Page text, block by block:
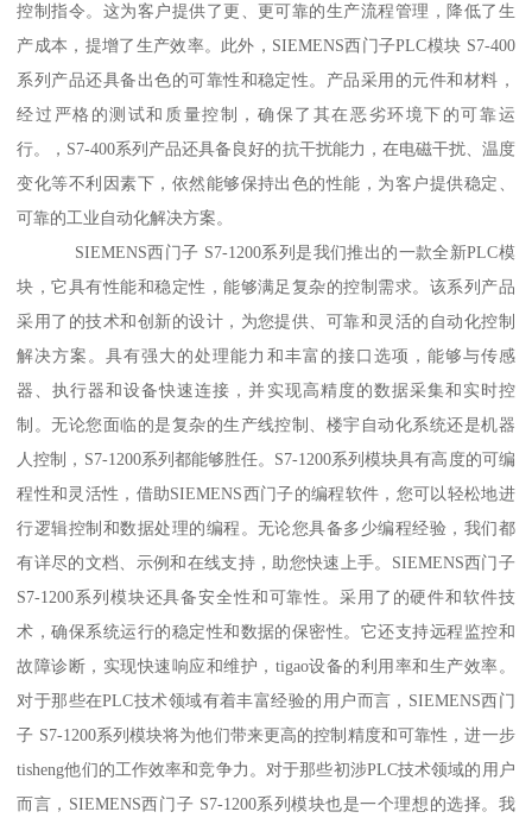
控制指令。这为客户提供了更、更可靠的生产流程管理，降低了生
产成本，提增了生产效率。此外，SIEMENS西门子PLC模块 S7-400
系列产品还具备出色的可靠性和稳定性。产品采用的元件和材料，
经过严格的测试和质量控制，确保了其在恶劣环境下的可靠运
行。，S7-400系列产品还具备良好的抗干扰能力，在电磁干扰、温度
变化等不利因素下，依然能够保持出色的性能，为客户提供稳定、
可靠的工业自动化解决方案。
SIEMENS西门子 S7-1200系列是我们推出的一款全新PLC模
块，它具有性能和稳定性，能够满足复杂的控制需求。该系列产品
采用了的技术和创新的设计，为您提供、可靠和灵活的自动化控制
解决方案。具有强大的处理能力和丰富的接口选项，能够与传感
器、执行器和设备快速连接，并实现高精度的数据采集和实时控
制。无论您面临的是复杂的生产线控制、楼宇自动化系统还是机器
人控制，S7-1200系列都能够胜任。S7-1200系列模块具有高度的可编
程性和灵活性，借助SIEMENS西门子的编程软件，您可以轻松地进
行逻辑控制和数据处理的编程。无论您具备多少编程经验，我们都
有详尽的文档、示例和在线支持，助您快速上手。SIEMENS西门子
S7-1200系列模块还具备安全性和可靠性。采用了的硬件和软件技
术，确保系统运行的稳定性和数据的保密性。它还支持远程监控和
故障诊断，实现快速响应和维护，tigao设备的利用率和生产效率。
对于那些在PLC技术领域有着丰富经验的用户而言，SIEMENS西门
子 S7-1200系列模块将为他们带来更高的控制精度和可靠性，进一步
tisheng他们的工作效率和竞争力。对于那些初涉PLC技术领域的用户
而言，SIEMENS西门子 S7-1200系列模块也是一个理想的选择。我